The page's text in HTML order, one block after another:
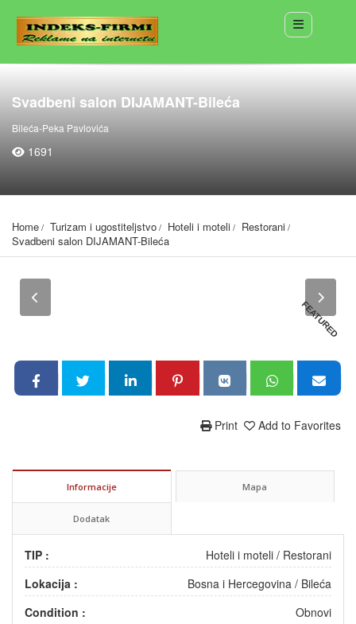
Svadbeni salon DIJAMANT-Bileća
Bileća-Peka Pavlovića
1691
Home Turizam i ugostiteljstvo Hoteli i moteli
Restorani
Svadbeni salon DIJAMANT-Bileća
FEATURED
Add to Favorites
Print
Informacije Mapa
Dodatak
TIP : Hoteli i moteli / Restorani
Lokacija :
Bosna i Hercegovina / Bileća
Condition :
Obnovi